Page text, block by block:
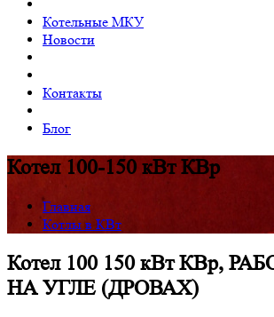
Котельные МКУ
Новости
Контакты
Блог
Котел 100-150 кВт КВр
Главная
Котлы в КВт
Котел 100 150 кВт КВр,
НА УГЛЕ (ДРОВАХ)